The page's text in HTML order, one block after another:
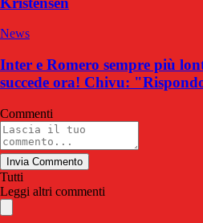
News
Inter e Romero sempre più
succede ora! Chivu:
Commenti
Invia Commento
Tutti
Leggi altri commenti